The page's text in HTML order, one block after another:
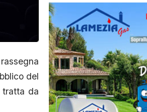
del
tratta da